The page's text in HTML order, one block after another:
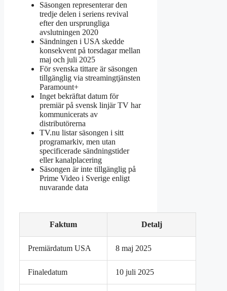
Säsongen representerar den
tredje delen i seriens revival
efter den ursprungliga
avslutningen 2020
Sändningen i USA skedde
konsekvent på torsdagar mellan
maj och juli 2025
För svenska tittare är säsongen
tillgänglig via streamingtjänsten
Paramount+
Inget bekräftat datum för
premiär på svensk linjär TV har
kommunicerats av
distributörerna
TV.nu listar säsongen i sitt
programarkiv, men utan
specificerade sändningstider
eller kanalplacering
Säsongen är inte tillgänglig på
Prime Video i Sverige enligt
nuvarande data
Faktum Detalj
Premiärdatum USA 8 maj 2025
Finaledatum 10 juli 2025